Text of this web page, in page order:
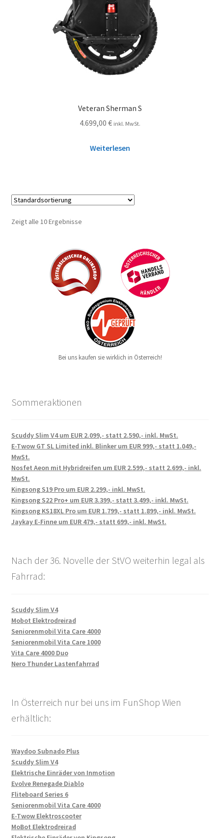
Veteran Sherman S
4.699,00 € inkl. MwSt.
Weiterlesen
Zeigt alle 10 Ergebnisse
Bei uns kaufen sie wirklich in Österreich!
Sommeraktionen
Scuddy Slim V4 um EUR 2.099,- statt 2.590,- inkl. MwSt.
E-Twow GT SL Limited inkl. Blinker um EUR 999,- statt 1.049,-
MwSt.
Nosfet Aeon mit Hybridreifen um EUR 2.599,- statt 2.699,- inkl.
MwSt.
Kingsong S19 Pro um EUR 2.299,- inkl. MwSt.
Kingsong S22 Pro+ um EUR 3.399,- statt 3.499,- inkl. MwSt.
Kingsong KS18XL Pro um EUR 1.799,- statt 1.899,- inkl. MwSt.
Jaykay E-Finne um EUR 479,- statt 699,- inkl. MwSt.
Nach der 36. Novelle der StVO weiterhin legal als
Fahrrad:
Scuddy Slim V4
Mobot Elektrodreirad
Seniorenmobil Vita Care 4000
Seniorenmobil Vita Care 1000
Vita Care 4000 Duo
Nero Thunder Lastenfahrrad
In Österreich nur bei uns im FunShop Wien
erhältlich:
Waydoo Subnado Plus
Scuddy Slim V4
Elektrische Einräder von Inmotion
Evolve Renegade Diablo
Fliteboard Series 6
Seniorenmobil Vita Care 4000
E-Twow Elektroscooter
MoBot Elektrodreirad